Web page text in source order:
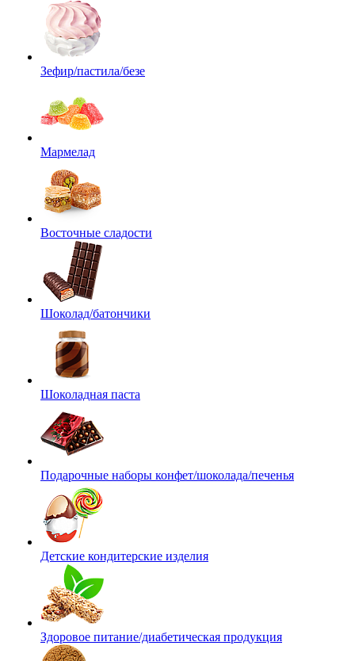
Зефир/пастила/безе
Мармелад
Восточные сладости
Шоколад/батончики
Шоколадная паста
Подарочные наборы конфет/шоколада/печенья
Детские кондитерские изделия
Здоровое питание/диабетическая продукция